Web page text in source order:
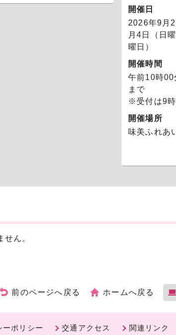
開催日
2026年9月
月4日（日曜
曜日）
開催時間
午前10時00
まで
※受付は9時
開催場所
味美ふれあ
ん。
前のページへ戻る ホームへ戻る
ーポリシー 交通アクセス 関連リンク